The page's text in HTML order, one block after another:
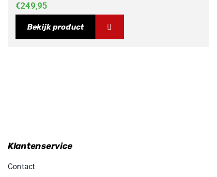
€249,95
Bekijk product
Klantenservice
Contact